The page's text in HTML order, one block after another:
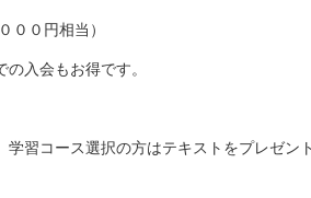
００円相当）
入会もお得です。
習コース選択の方はテキストをプレゼン